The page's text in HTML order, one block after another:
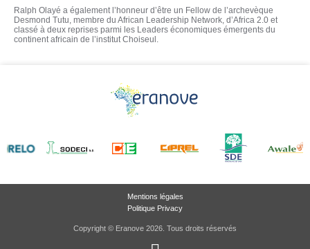
Ralph Olayé a également l’honneur d’être un Fellow de l’archevèque
Desmond Tutu, membre du African Leadership Network, d’Africa 2.0 et
classé à deux reprises parmi les Leaders économiques émergents du
continent africain de l’institut Choiseul.
Mentions légales
Politique Privacy
Copyright © Eranove 2026. Tous droits réservés